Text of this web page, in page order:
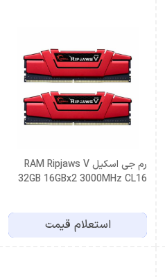
رم جی اسکیل RAM Ripjaws V
32GB 16GBx2 3000MHz CL16
استعلام قیمت